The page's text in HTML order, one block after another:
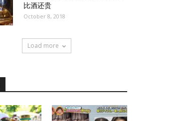
比酒还贵
October 8, 2018
Load more